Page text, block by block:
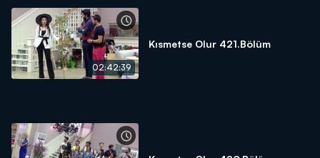
02:42:39
Kısmetse Olur 421.Bölüm